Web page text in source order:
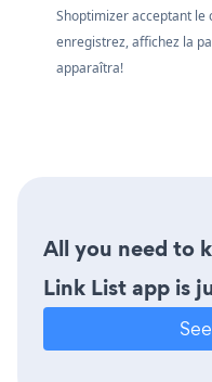
Shoptimizer acceptant le
enregistrez, affichez la
apparaîtra!
All you need to
Link List app is